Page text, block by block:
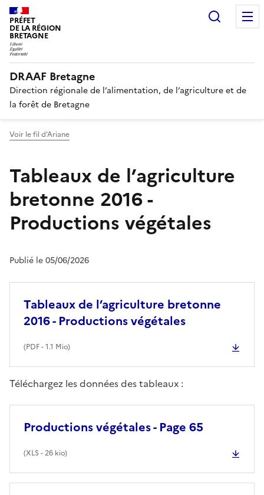
PRÉFET
DE LA RÉGION
BRETAGNE
DRAAF Bretagne
Direction régionale de l’alimentation, de l’agriculture et de
la forêt de Bretagne
Voir le fil d'Ariane
Tableaux de l’agriculture
bretonne 2016 -
Productions végétales
Publié le 05/06/2026
Tableaux de l’agriculture bretonne
2016 - Productions végétales
(PDF- 1.1 Mio)
Téléchargez les données des tableaux :
Productions végétales - Page 65
(XLS - 26 kio)